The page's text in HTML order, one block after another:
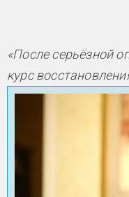
«После серьёзной
курс